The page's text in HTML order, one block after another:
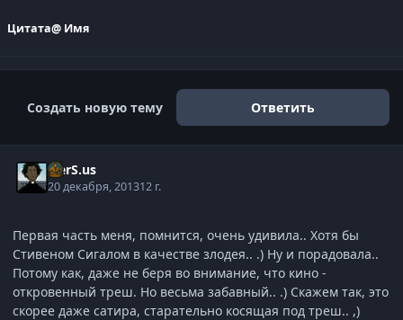
Цитата@ Имя
Создать новую тему Ответить
V.erS.us
20 декабря, 201312 г.
Первая часть меня, помнится, очень удивила.. Хотя бы
Стивеном Сигалом в качестве злодея.. .) Ну и порадовала..
Потому как, даже не беря во внимание, что кино -
откровенный треш. Но весьма забавный.. .) Скажем так, это
скорее даже сатира, старательно косящая под треш.. ,)